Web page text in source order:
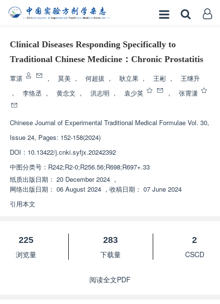
Clinical Diseases Responding Specifically to
Traditional Chinese Medicine：Chronic Prostatitis
覃湛 ， 莫美 ， 何超拔 ， 耿立果 ， 王彬 ，
王继升
，
李恪丞 ， 黄念文 ， 洪志明 ， 袁少英 ， 张霄潇
Chinese Journal of Experimental Traditional Medical Formulae Vol. 30,
Issue 24, Pages: 152-158(2024)
DOI： 10.13422/j.cnki.syfjx.20242392
中图分类号： R242;R2-0;R256.56;R698;R697+.33
纸质出版日期： 20 December 2024 ，
网络出版日期： 06 August 2024 ， 收稿日期： 07 June 2024
引用本文
225
浏览量
283
下载量
2
CSCD
阅读全文PDF